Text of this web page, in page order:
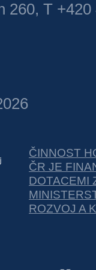
260, T +420
ČINNOST
ČR JE
DOTACEMI
ROZVOJ A